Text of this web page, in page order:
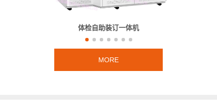
体检自助装订一体机
MORE